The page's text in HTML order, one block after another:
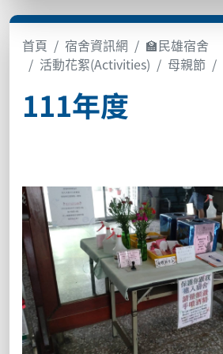
首頁 宿舍資訊網
🏫民雄宿舍
活動花絮(Activities)
母親節
111年度